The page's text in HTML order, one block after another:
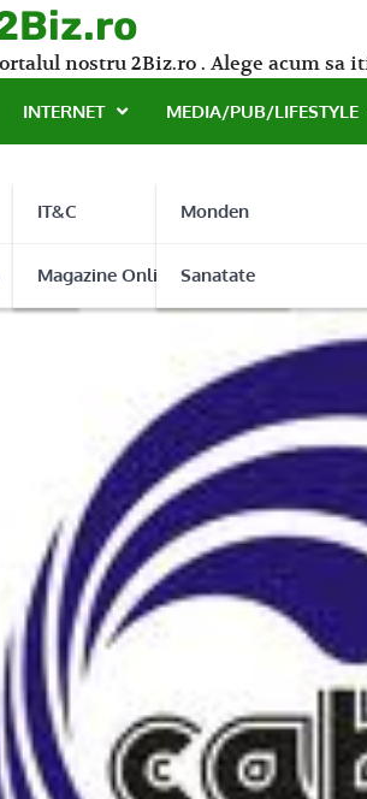
nostru 2Biz.ro . Alege acum sa
INTERNET
IT&C
Magazine Online
MEDIA/PUB/LIFESTYLE
Monden
Sanatate
munca!